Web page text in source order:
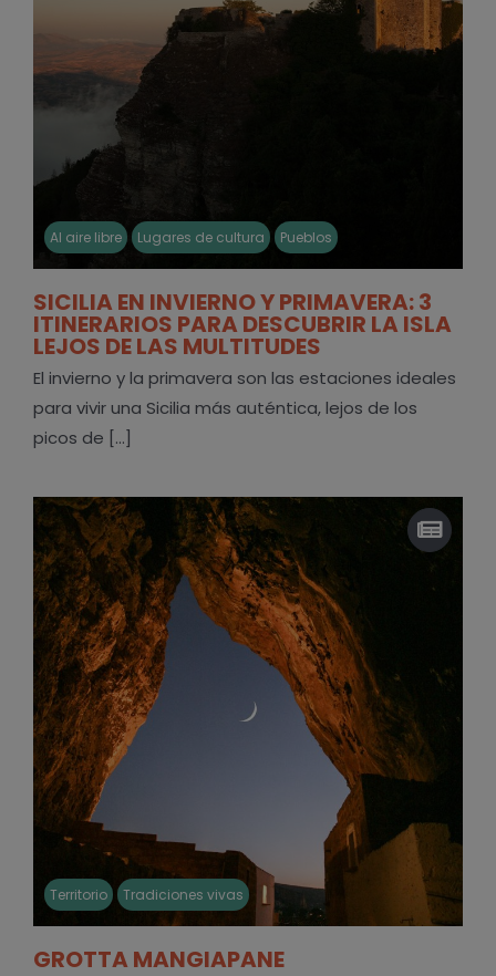
Al aire libre Lugares de cultura Pueblos
SICILIA EN INVIERNO Y PRIMAVERA: 3
ITINERARIOS PARA DESCUBRIR LA ISLA
LEJOS DE LAS MULTITUDES
El invierno y la primavera son las estaciones ideales
para vivir una Sicilia más auténtica, lejos de los
picos de [...]
Territorio Tradiciones vivas
GROTTA MANGIAPANE